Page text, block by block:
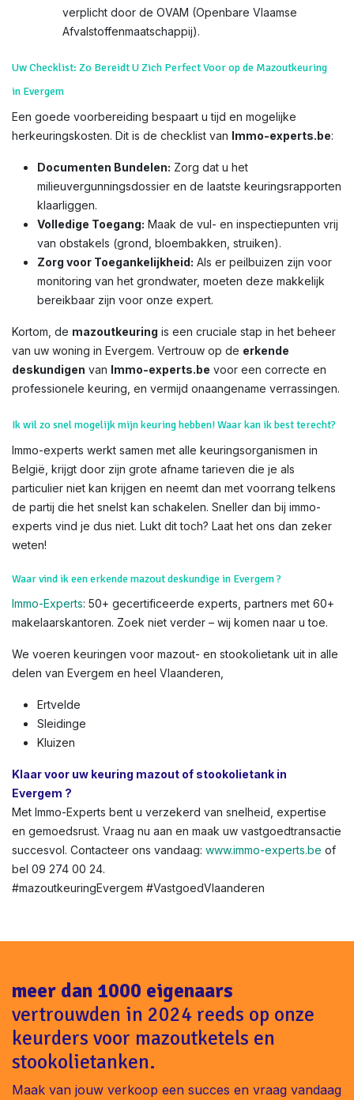
verplicht door de OVAM (Openbare Vlaamse
Afvalstoffenmaatschappij).
Uw Checklist: Zo Bereidt U Zich Perfect Voor op de Mazoutkeuring
in Evergem
Een goede voorbereiding bespaart u tijd en mogelijke
herkeuringskosten. Dit is de checklist van Immo-experts.be:
Documenten Bundelen: Zorg dat u het
milieuvergunningsdossier en de laatste keuringsrapporten
klaarliggen.
Volledige Toegang: Maak de vul- en inspectiepunten vrij
van obstakels (grond, bloembakken, struiken).
Zorg voor Toegankelijkheid: Als er peilbuizen zijn voor
monitoring van het grondwater, moeten deze makkelijk
bereikbaar zijn voor onze expert.
Kortom, de mazoutkeuring is een cruciale stap in het beheer
van uw woning in Evergem. Vertrouw op de erkende
deskundigen van Immo-experts.be voor een correcte en
professionele keuring, en vermijd onaangename verrassingen.
Ik wil zo snel mogelijk mijn keuring hebben! Waar kan ik best terecht?
Immo-experts werkt samen met alle keuringsorganismen in
België, krijgt door zijn grote afname tarieven die je als
particulier niet kan krijgen en neemt dan met voorrang telkens
de partij die het snelst kan schakelen. Sneller dan bij immo-
experts vind je dus niet. Lukt dit toch? Laat het ons dan zeker
weten!
Waar vind ik een erkende mazout deskundige in Evergem ?
Immo-Experts: 50+ gecertificeerde experts, partners met 60+
makelaarskantoren. Zoek niet verder – wij komen naar u toe.
We voeren keuringen voor mazout- en stookolietank uit in alle
delen van Evergem en heel Vlaanderen,
Ertvelde
Sleidinge
Kluizen
Klaar voor uw keuring mazout of stookolietank in
Evergem ?
Met Immo-Experts bent u verzekerd van snelheid, expertise
en gemoedsrust. Vraag nu aan en maak uw vastgoedtransactie
succesvol. Contacteer ons vandaag: www.immo-experts.be of
bel 09 274 00 24.
#mazoutkeuringEvergem #VastgoedVlaanderen
meer dan 1000 eigenaars
vertrouwden in 2024 reeds op onze
keurders voor mazoutketels en
stookolietanken.
Maak van jouw verkoop een succes en vraag vandaag